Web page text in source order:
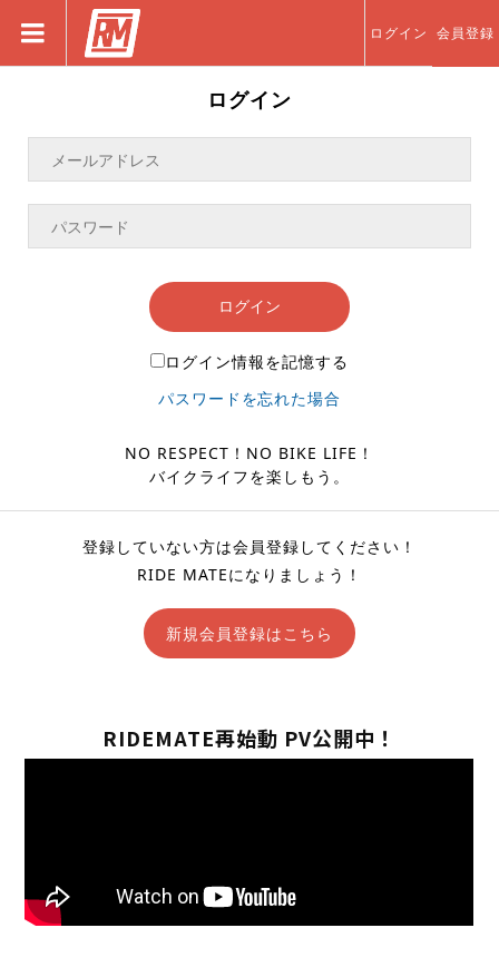
ログイン 会員登録
ログイン
ログイン
ログイン情報を記憶する
パスワードを忘れた場合
NO RESPECT！NO BIKE LIFE！
バイクライフを楽しもう。
登録していない方は会員登録してください！
RIDE MATEになりましょう！
新規会員登録はこちら
RIDEMATE再始動 PV公開中！